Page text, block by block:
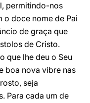
permitindo-nos
o doce nome de Pai
de graça que
de Cristo.
que lhe deu o Seu
boa nova vibre nas
seja
Para cada um de